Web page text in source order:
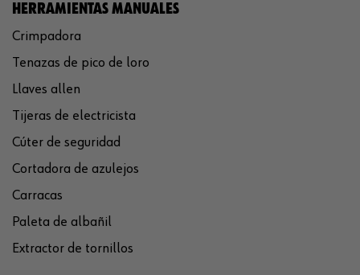
HERRAMIENTAS MANUALES
Crimpadora
Tenazas de pico de loro
Llaves allen
Tijeras de electricista
Cúter de seguridad
Cortadora de azulejos
Carracas
Paleta de albañil
Extractor de tornillos